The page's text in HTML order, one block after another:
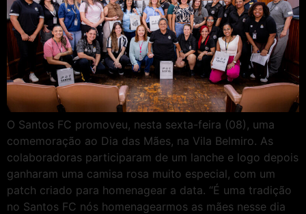
O Santos FC promoveu, nesta sexta-feira (08), uma
comemoração ao Dia das Mães, na Vila Belmiro. As
colaboradoras participaram de um lanche e logo depois
ganharam uma camisa rosa muito especial, com um
patch criado para homenagear a data. “É uma tradição
no Santos FC nós homenagearmos as mães nesse dia